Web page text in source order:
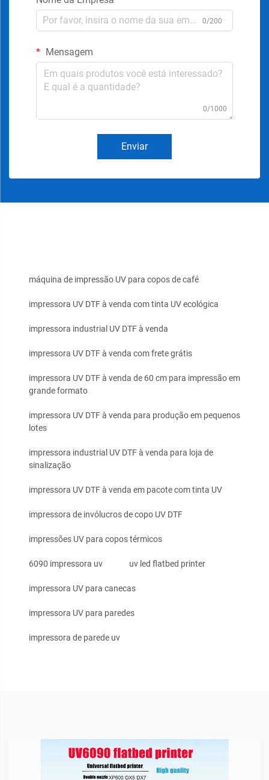
0/200
Mensagem
0/1000
Enviar
máquina de impressão UV para copos de café
impressora UV DTF à venda com tinta UV ecológica
impressora industrial UV DTF à venda
impressora UV DTF à venda com frete grátis
impressora UV DTF à venda de 60 cm para impressão em
grande formato
impressora UV DTF à venda para produção em pequenos
lotes
impressora industrial UV DTF à venda para loja de
sinalização
impressora UV DTF à venda em pacote com tinta UV
impressora de invólucros de copo UV DTF
impressões UV para copos térmicos
6090 impressora uv uv led flatbed printer
impressora UV para canecas
impressora UV para paredes
impressora de parede uv